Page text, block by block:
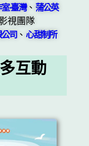
·臺灣、 蒲公英
視團隊
司 、心甜制所
互動